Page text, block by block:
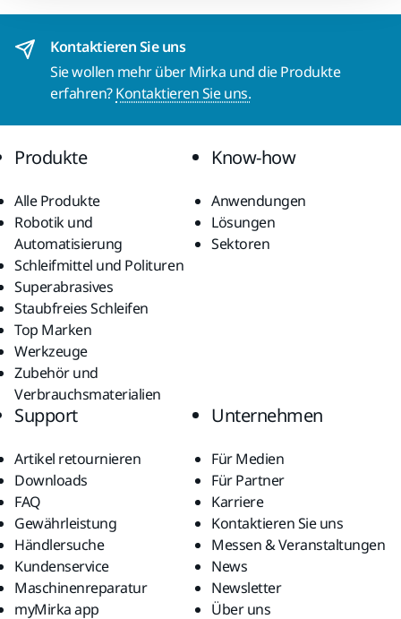
Kontaktieren Sie uns
Sie wollen mehr über Mirka und die Produkte
erfahren?Kontaktieren Sie uns.
Produkte
Alle Produkte
Robotik und
Automatisierung
Schleifmittel und Polituren
Superabrasives
Staubfreies Schleifen
Top Marken
Werkzeuge
Zubehör und
Verbrauchsmaterialien
Know-how
Anwendungen
Lösungen
Sektoren
Support
Artikel retournieren
Downloads
FAQ
Gewährleistung
Händlersuche
Kundenservice
Maschinenreparatur
myMirka app
Unternehmen
Für Medien
Für Partner
Karriere
Kontaktieren Sie uns
Messen & Veranstaltungen
News
Newsletter
Über uns